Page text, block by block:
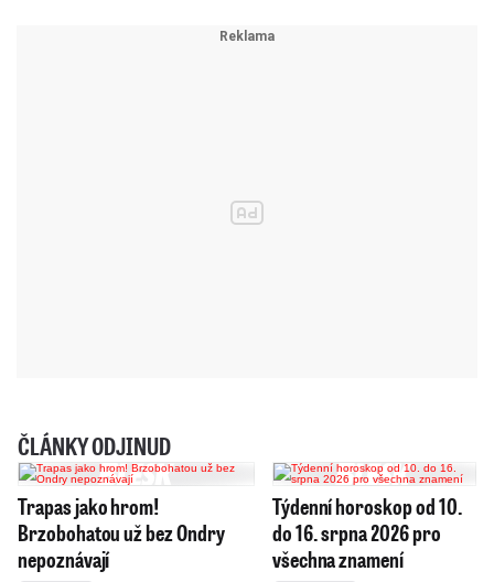
ČLÁNKY ODJINUD
Trapas jako hrom!
Brzobohatou už bez Ondry
nepoznávají
Týdenní horoskop od 10.
do 16. srpna 2026 pro
všechna znamení